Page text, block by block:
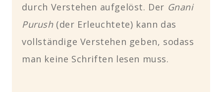
durch Verstehen aufgelöst. Der Gnani
Purush(der Erleuchtete) kann das
vollständige Verstehen geben, sodass
man keine Schriften lesen muss.